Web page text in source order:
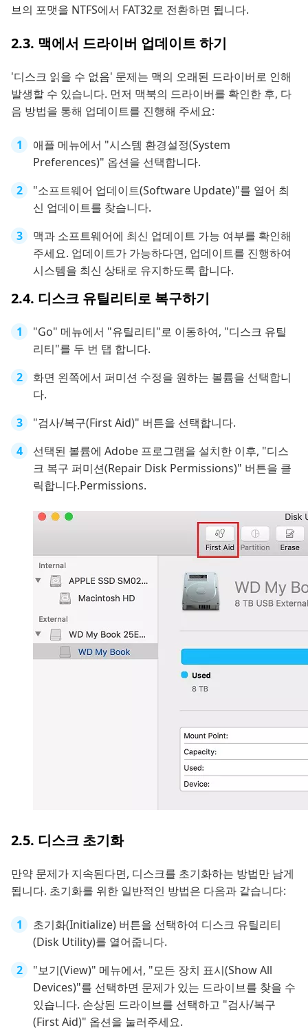
브의 포맷을 NTFS에서 FAT32로 전환하면 됩니다.
2.3. 맥에서 드라이버 업데이트 하기
'디스크 읽을 수 없음' 문제는 맥의 오래된 드라이버로 인해
발생할 수 있습니다. 먼저 맥북의 드라이버를 확인한 후, 다
음 방법을 통해 업데이트를 진행해 주세요:
애플 메뉴에서 "시스템 환경설정(System
Preferences)" 옵션을 선택합니다.
"소프트웨어 업데이트(Software Update)"를 열어 최
신 업데이트를 찾습니다.
맥과 소프트웨어에 최신 업데이트 가능 여부를 확인해
주세요. 업데이트가 가능하다면, 업데이트를 진행하여
시스템을 최신 상태로 유지하도록 합니다.
2.4. 디스크 유틸리티로 복구하기
"Go" 메뉴에서 "유틸리티"로 이동하여, "디스크 유틸
리티"를 두 번 탭 합니다.
화면 왼쪽에서 퍼미션 수정을 원하는 볼륨을 선택합니
다.
"검사/복구(First Aid)" 버튼을 선택합니다.
선택된 볼륨에 Adobe 프로그램을 설치한 이후, "디스
크 복구 퍼미션(Repair Disk Permissions)" 버튼을 클
릭합니다.Permissions.
2.5. 디스크 초기화
만약 문제가 지속된다면, 디스크를 초기화하는 방법만 남게
됩니다. 초기화를 위한 일반적인 방법은 다음과 같습니다:
초기화(Initialize) 버튼을 선택하여 디스크 유틸리티
(Disk Utility)를 열어줍니다.
"보기(View)" 메뉴에서, "모든 장치 표시(Show All
Devices)"를 선택하면 문제가 있는 드라이브를 찾을 수
있습니다. 손상된 드라이브를 선택하고 "검사/복구
(First Aid)" 옵션을 눌러주세요.